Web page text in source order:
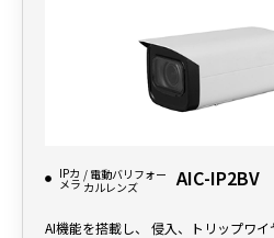
IPカ
メラ
/ 電動バリフォー
カルレンズ
AIC-IP2BV
AI機能を搭載し、 侵入、トリップワ